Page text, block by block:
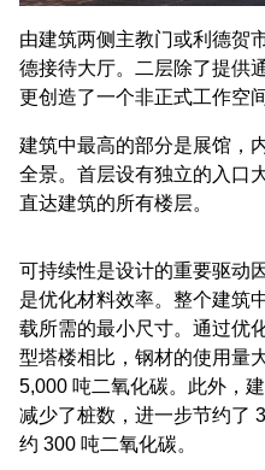
由建筑两侧主教门或利德贺
德接待大厅。二层除了提供
更创造了一个非正式工作空间
建筑中最高的部分是展馆，
全景。首层设有独立的入口
直达建筑的所有楼层。
可持续性是设计的重要驱动
是优化材料效率。整个建筑
载所需的最小尺寸。通过优
型塔楼相比，钢材的使用量
5,000 吨二氧化碳。此外，
减少了桩数，进一步节约了
约 300 吨二氧化碳。